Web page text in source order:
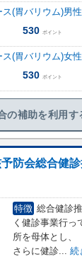
(胃バリウム)男性
530 ポイント
(胃バリウム)女性
530 ポイント
の補助を利用す
防会総合健
特徴 総合健診
く健診事業行っ
所を母体とし、
さらに健診... 続